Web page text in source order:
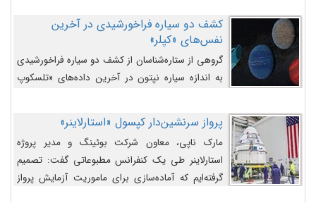
کشف دو سیاره فراخورشیدی در آخرین
نفس‌های «کپلر»
گروهی از ستاره‌شناسان از کشف دو سیاره فراخورشیدی
به اندازه سیاره نپتون در آخرین داده‌های «تلسکوپ
پرواز سرنشین‌دار کپسول «استارلاینر»
مارک ناپی، معاون شرکت بوئینگ و مدیر پروژه
استارلاینر طی یک کنفرانس مطبوعاتی گفت: تصمیم
گرفته‌ایم که آماده‌سازی برای ماموریت آزمایش پرواز